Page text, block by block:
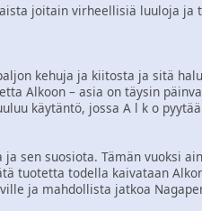
joitain virheellisiä luuloja
kehuja ja kiitosta ja sitä
Alkoon – asia on täysin
käytäntö, jossa A l k o
sen suosiota. Tämän vuoksi
tuotetta todella kaivataan
ja mahdollista jatkoa